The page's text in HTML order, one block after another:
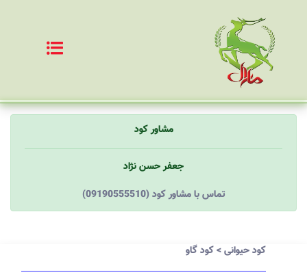
مشاور کود
جعفر حسن نژاد
(09190555510) تماس با مشاور کود
کود حیوانی>کود گاو